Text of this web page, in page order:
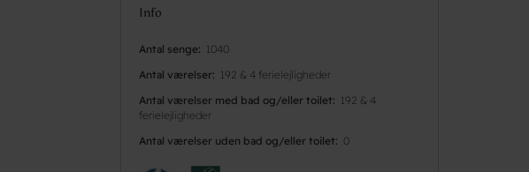
Info
Antal senge
1040
Antal værelser
192 & 4 ferielejligheder
Antal værelser med bad og/eller toilet
192 & 4
ferielejligheder
Antal værelser uden bad og/eller toilet
0